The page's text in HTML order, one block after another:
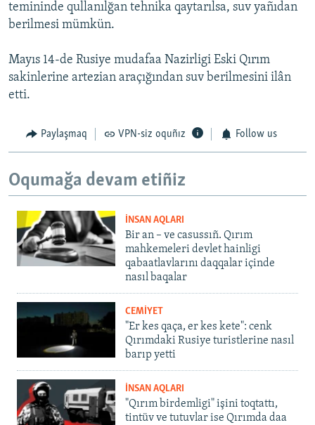
temininde qullanılğan tehnika qaytarılsa, suv yañıdan
berilmesi mümkün.
Mayıs 14-de Rusiye mudafaa Nazirligi Eski Qırım
sakinlerine artezian araçığından suv berilmesini ilân
etti.
Paylaşmaq VPN-siz oquñız Follow us
Oqumağa devam etiñiz
İNSAN AQLARI
Bir an – ve casussıñ. Qırım
mahkemeleri devlet hainligi
qabaatlavlarını daqqalar içinde
nasıl baqalar
CEMİYET
"Er kes qaça, er kes kete": cenk
Qırımdaki Rusiye turistlerine nasıl
barıp yetti
İNSAN AQLARI
"Qırım birdemligi" işini toqtattı,
tintüv ve tutuvlar ise Qırımda daa